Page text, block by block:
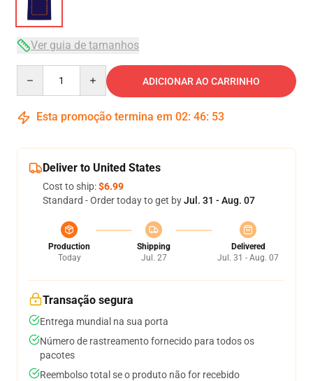
Ver guia de tamanhos
ADICIONAR AO CARRINHO
Esta promoção termina em 02: 46: 53
Deliver to United States
Cost to ship:$6.99
Standard - Order today to get byJul. 31 - Aug. 07
Production
Today
Shipping
Jul. 27
Delivered
Jul. 31 - Aug. 07
Transação segura
Entrega mundial na sua porta
Número de rastreamento fornecido para todos os
pacotes
Reembolso total se o produto não for recebido